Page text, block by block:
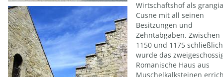
Wirtschaftshof als grangia
Cusne mit all seinen
Besitzungen und
Zehntabgaben. Zwischen
1150 und 1175 schließlich
wurde das
Romanische Haus aus
Muschelkalksteinen